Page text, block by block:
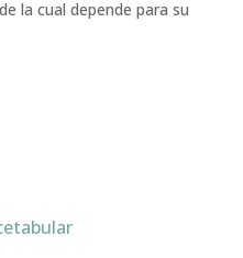
la cual depende para su